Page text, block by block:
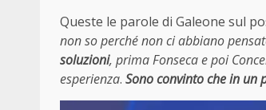
Queste le parole di Galeone sul
non so perché non ci abbiano
soluzioni, prima Fonseca e poi
esperienza. Sono convinto che in un